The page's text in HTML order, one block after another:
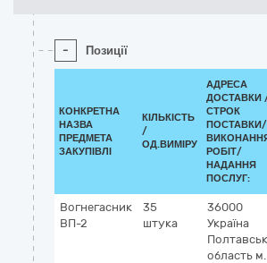
- Позиції
КОНКРЕТНА
НАЗВА
ПРЕДМЕТА
ЗАКУПІВЛІ
КІЛЬКІСТЬ
/
ОД.ВИМІРУ
АДРЕСА
ДОСТАВКИ
СТРОК
ПОСТАВКИ/
РОБІТ/
НАДАННЯ
ПОСЛУГ:
Вогнегасник
ВП-2
35
штука
36000
Україна
область м.